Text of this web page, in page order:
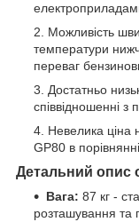
Можливість
температури
переваг
Достатньо
співвідношенні з
Невелика ціна
GP80 в
Детальний опис
Вага: 87 кг -
розташування та